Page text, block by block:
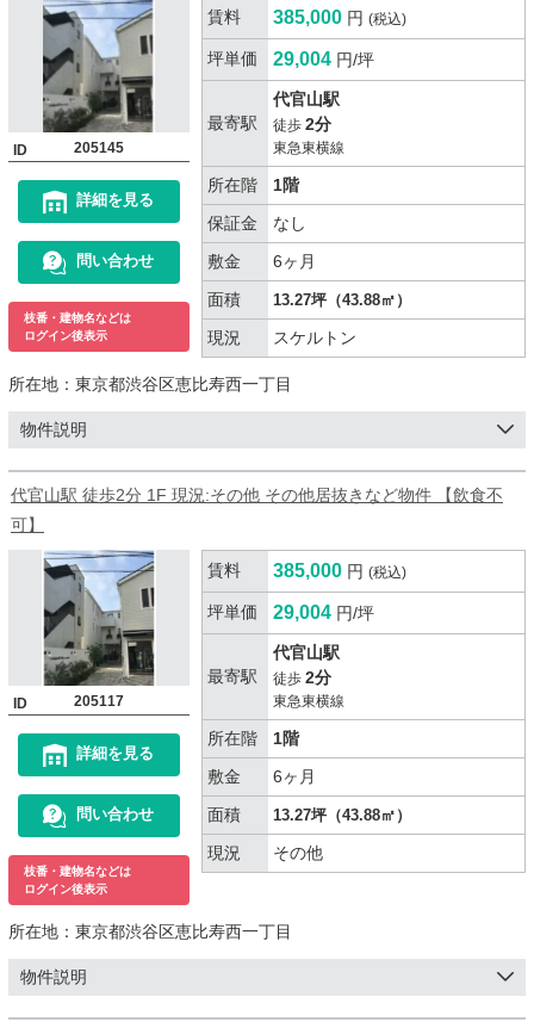
ID 205145
詳細を見る
問い合わせ
枝番・建物名などは
ログイン後表示
賃料 385,000 円 (税込)
坪単価 29,004 円/坪
最寄駅
代官山駅
徒歩 2分
東急東横線
所在階
1階
保証金
なし
敷金
6ヶ月
面積
13.27坪（43.88㎡）
現況 スケルトン
所在地： 東京都渋谷区恵比寿西一丁目
物件説明
代官山駅 徒歩2分 1F 現況:その他 その他居抜きなど物件 【飲食不
可】
ID 205117
詳細を見る
問い合わせ
枝番・建物名などは
ログイン後表示
賃料 385,000 円 (税込)
坪単価 29,004 円/坪
最寄駅
代官山駅
徒歩 2分
東急東横線
所在階
1階
敷金
6ヶ月
面積
13.27坪（43.88㎡）
現況 その他
所在地： 東京都渋谷区恵比寿西一丁目
物件説明